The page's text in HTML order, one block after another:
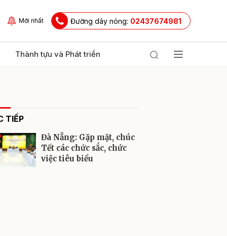
Mới nhất Đường dây nóng: 02437674981
Thành tựu và Phát triển
TIẾP
Đà Nẵng: Gặp mặt, chúc
Tết các chức sắc, chức
việc tiêu biểu